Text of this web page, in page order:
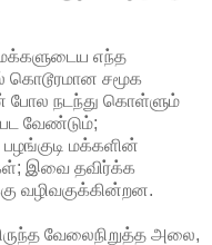
எந்த
கொடூரமான சமூக
போல நடந்து கொள்ளும்
வேண்டும்;
மக்களின்
இவை தவிர்க்க
வழிவகுக்கின்றன.
வேலைநிறுத்த அலை,